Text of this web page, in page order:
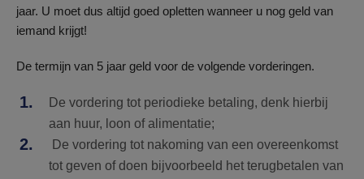
jaar. U moet dus altijd goed opletten wanneer u nog geld van
iemand krijgt!
De termijn van 5 jaar geld voor de volgende vorderingen.
De vordering tot periodieke betaling, denk hierbij
aan huur, loon of alimentatie;
De vordering tot nakoming van een overeenkomst
tot geven of doen bijvoorbeeld het terugbetalen van